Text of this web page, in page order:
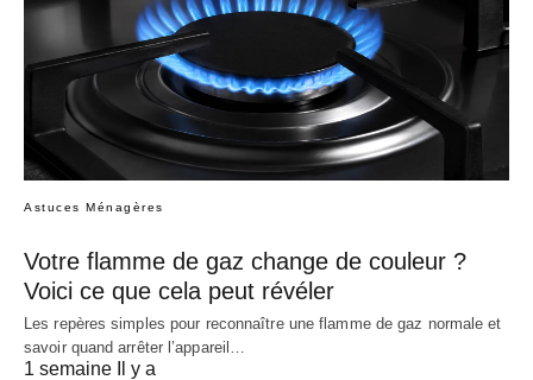
Astuces Ménagères
Votre flamme de gaz change de couleur ?
Voici ce que cela peut révéler
Les repères simples pour reconnaître une flamme de gaz normale et
savoir quand arrêter l’appareil…
1 semaine Il y a